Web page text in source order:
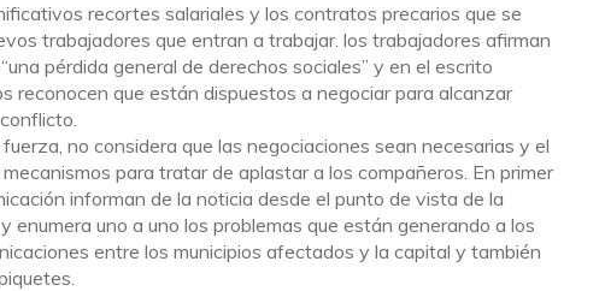
recortes salariales y los contratos precarios que se
trabajadores que entran a trabajar. los trabajadores afirman
pérdida general de derechos sociales” y en el escrito
reconocen que están dispuestos a negociar para alcanzar
no considera que las negociaciones sean necesarias y el
para tratar de aplastar a los compañeros. En primer
informan de la noticia desde el punto de vista de la
enumera uno a uno los problemas que están generando a los
entre los municipios afectados y la capital y también